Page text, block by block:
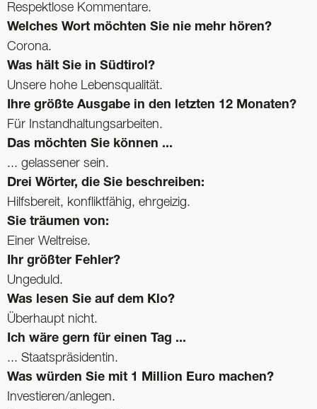
Respektlose Kommentare.
Welches Wort möchten Sie nie mehr hören?
Corona.
Was hält Sie in Südtirol?
Unsere hohe Lebensqualität.
Ihre größte Ausgabe in den letzten 12 Monaten?
Für Instandhaltungsarbeiten.
Das möchten Sie können ...
... gelassener sein.
Drei Wörter, die Sie beschreiben:
Hilfsbereit, konfliktfähig, ehrgeizig.
Sie träumen von:
Einer Weltreise.
Ihr größter Fehler?
Ungeduld.
Was lesen Sie auf dem Klo?
Überhaupt nicht.
Ich wäre gern für einen Tag ...
... Staatspräsidentin.
Was würden Sie mit 1 Million Euro machen?
Investieren/anlegen.